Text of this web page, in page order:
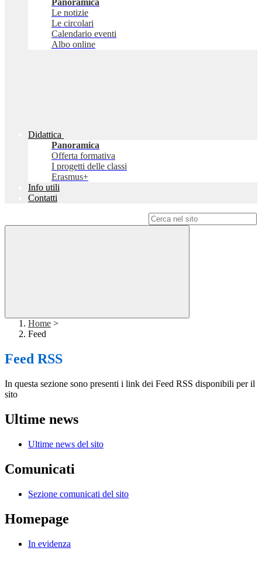
Panoramica
Le notizie
Le circolari
Calendario eventi
Albo online
Didattica
Panoramica
Offerta formativa
I progetti delle classi
Erasmus+
Info utili
Contatti
Home >
Feed
Feed RSS
In questa sezione sono presenti i link dei Feed RSS disponibili per il
sito
Ultime news
Ultime news del sito
Comunicati
Sezione comunicati del sito
Homepage
In evidenza